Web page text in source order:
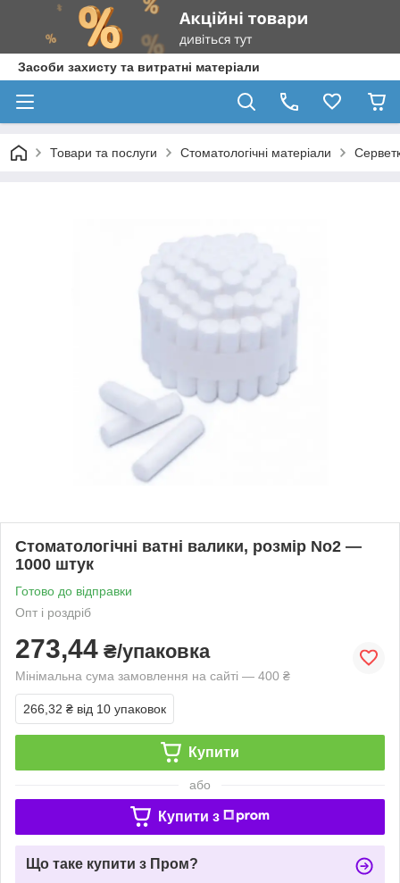
Засоби захисту та витратні матеріали
Товари та послуги Стоматологічні матеріали
Стоматологічні ватні валики, розмір No2 —
1000 штук
Готово до відправки
Опт і роздріб
273,44 ₴/упаковка
Мінімальна сума замовлення на сайті — 400 ₴
266,32 ₴ від 10 упаковок
Купити
або
Купити з
Що таке купити з Пром?